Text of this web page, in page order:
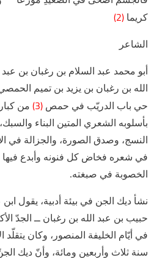
كريما (2)
الشاعر
أبو محمد عبد السلام بن رغبان بن
الله بن رغبان بن يزيد بن تميم
حي باب الدريّب في حمص (3)
من
بأسلوبه الشعري المتين البناء
النسج، وصدق الصورة، والجزالة في
في شعره فخاض كل فنونه وأبدع فيها
الخصوبة في صبغته.
نشأ ديك الجن في بيئة أدبية، يقول
حبيب بن عبد الله بن رغبان ــ الجدّ
في أيّام الخليفة المنصور، وكان
سنة ثلاث وأربعين ومائة، وأنّ ديك